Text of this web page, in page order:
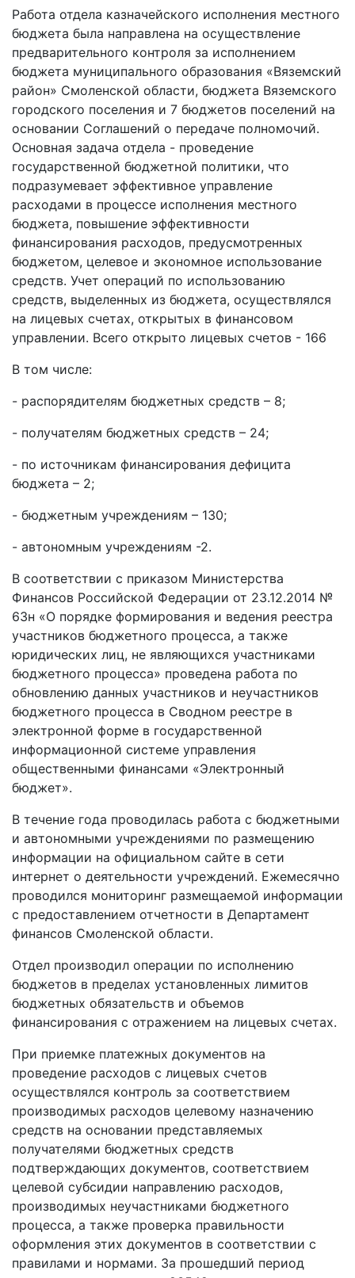
Работа отдела казначейского исполнения местного
бюджета была направлена на осуществление
предварительного контроля за исполнением
бюджета муниципального образования «Вяземский
район» Смоленской области, бюджета Вяземского
городского поселения и 7 бюджетов поселений на
основании Соглашений о передаче полномочий.
Основная задача отдела - проведение
государственной бюджетной политики, что
подразумевает эффективное управление
расходами в процессе исполнения местного
бюджета, повышение эффективности
финансирования расходов, предусмотренных
бюджетом, целевое и экономное использование
средств. Учет операций по использованию
средств, выделенных из бюджета, осуществлялся
на лицевых счетах, открытых в финансовом
управлении. Всего открыто лицевых счетов - 166
В том числе:
- распорядителям бюджетных средств – 8;
- получателям бюджетных средств – 24;
- по источникам финансирования дефицита
бюджета – 2;
- бюджетным учреждениям – 130;
- автономным учреждениям -2.
В соответствии с приказом Министерства
Финансов Российской Федерации от 23.12.2014 №
63н «О порядке формирования и ведения реестра
участников бюджетного процесса, а также
юридических лиц, не являющихся участниками
бюджетного процесса» проведена работа по
обновлению данных участников и неучастников
бюджетного процесса в Сводном реестре в
электронной форме в государственной
информационной системе управления
общественными финансами «Электронный
бюджет».
В течение года проводилась работа с бюджетными
и автономными учреждениями по размещению
информации на официальном сайте в сети
интернет о деятельности учреждений. Ежемесячно
проводился мониторинг размещаемой информации
с предоставлением отчетности в Департамент
финансов Смоленской области.
Отдел производил операции по исполнению
бюджетов в пределах установленных лимитов
бюджетных обязательств и объемов
финансирования с отражением на лицевых счетах.
При приемке платежных документов на
проведение расходов с лицевых счетов
осуществлялся контроль за соответствием
производимых расходов целевому назначению
средств на основании представляемых
получателями бюджетных средств
подтверждающих документов, соответствием
целевой субсидии направлению расходов,
производимых неучастниками бюджетного
процесса, а также проверка правильности
оформления этих документов в соответствии с
правилами и нормами. За прошедший период